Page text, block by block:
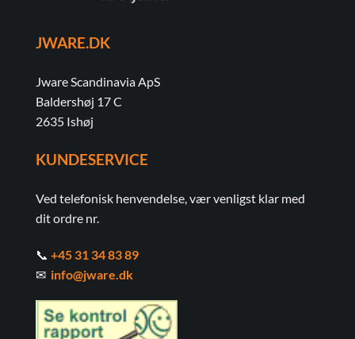
JWARE.DK
Jware Scandinavia ApS
Baldershøj 17 C
2635 Ishøj
KUNDESERVICE
Ved telefonisk henvendelse, vær venligst klar med
dit ordre nr.
📞 +45 31 34 83 89
✉ info@jware.dk